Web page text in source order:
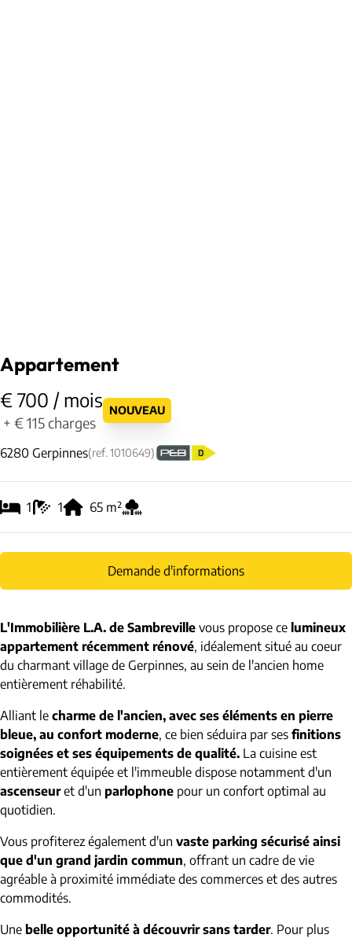
Appartement
€ 700 / mois
+ € 115 charges
NOUVEAU
6280 Gerpinnes(ref. 1010649)
1 1 65 m²
Demande d'informations
L'Immobilière L.A. de Sambreville vous propose ce lumineux
appartement récemment rénové, idéalement situé au coeur
du charmant village de Gerpinnes, au sein de l'ancien home
entièrement réhabilité.
Alliant le charme de l'ancien, avec ses éléments en pierre
bleue, au confort moderne, ce bien séduira par ses finitions
soignées et ses équipements de qualité. La cuisine est
entièrement équipée et l'immeuble dispose notamment d'un
ascenseuret d'un parlophone pour un confort optimal au
quotidien.
Vous profiterez également d'un vaste parking sécurisé ainsi
que d'un grand jardin commun, offrant un cadre de vie
agréable à proximité immédiate des commerces et des autres
commodités.
Une belle opportunité à découvrir sans tarder. Pour plus